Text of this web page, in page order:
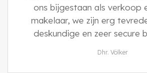
ons bijgestaan als verkoop
makelaar, we zijn erg
deskundige en zeer secure
Dhr. Völker